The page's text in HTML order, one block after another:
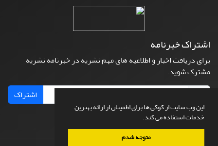
این وب سایت از کوکی ها برای اطمینان از ارائه بهترین
خدمات استفاده می کند.
متوجه شدم
اشتراک خبرنامه
برای دریافت اخبار و اطلاعیه های مهم نشریه در خبرنامه نشریه
مشترک شوید.
اشتراک